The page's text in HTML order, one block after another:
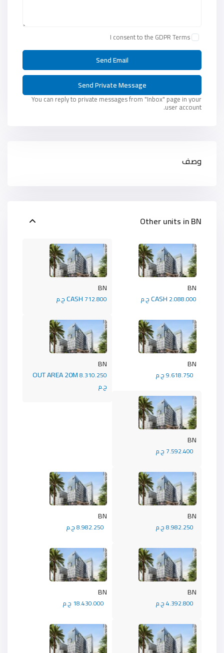
وصف
Other units inBN
BN
CASH 712.800 ج.م
BN
CASH 2.088.000 ج.م
BN
OUT AREA 20M8.310.250
ج.م
BN
BN
BN BN
BN BN
I consent to the GDPR Terms
You can reply to private messages from "Inbox" page in your
user account.